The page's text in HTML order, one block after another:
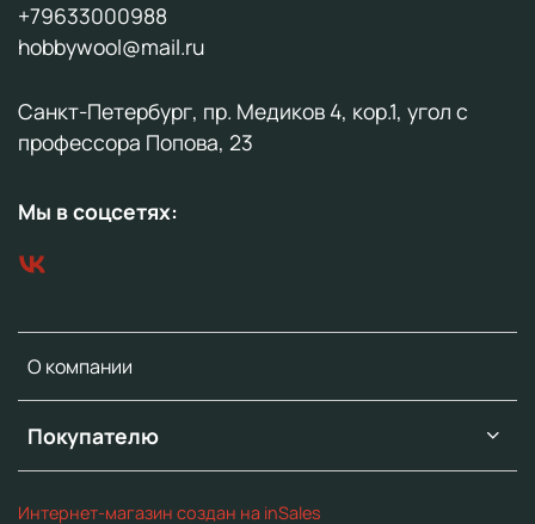
О компании
Покупателю
+79633000988
hobbywool@mail.ru
Санкт-Петербург, пр. Медиков 4, кор.1, угол с
профессора Попова, 23
Мы в соцсетях:
Интернет-магазин создан на inSales